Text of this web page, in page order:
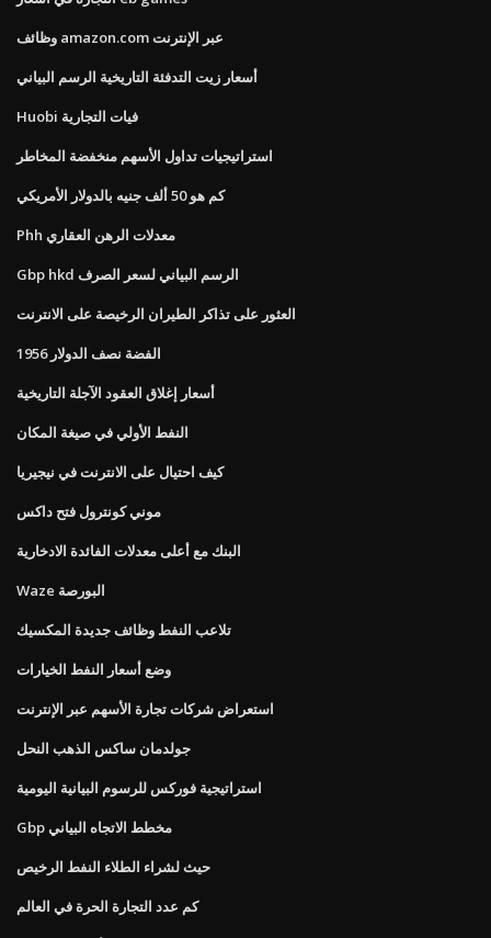
وظائف amazon.com عبر الإنترنت
أسعار زيت التدفئة التاريخية الرسم البياني
Huobi فيات التجارية
استراتيجيات تداول الأسهم منخفضة المخاطر
كم هو 50 ألف جنيه بالدولار الأمريكي
Phh معدلات الرهن العقاري
Gbp hkd الرسم البياني لسعر الصرف
العثور على تذاكر الطيران الرخيصة على الانترنت
1956 الفضة نصف الدولار
أسعار إغلاق العقود الآجلة التاريخية
النفط الأولي في صيغة المكان
كيف احتيال على الانترنت في نيجيريا
موني كونترول فتح داكس
البنك مع أعلى معدلات الفائدة الادخارية
Waze البورصة
تلاعب النفط وظائف جديدة المكسيك
وضع أسعار النفط الخيارات
استعراض شركات تجارة الأسهم عبر الإنترنت
جولدمان ساكس الذهب النحل
استراتيجية فوركس للرسوم البيانية اليومية
Gbp مخطط الاتجاه البياني
حيث لشراء الطلاء النفط الرخيص
كم عدد التجارة الحرة في العالم